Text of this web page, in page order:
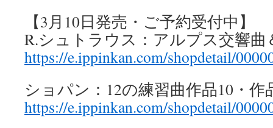
【3月10日発売・ご予約受付中】
R.シュトラウス：アルプス交響曲
https://e.ippinkan.com/shopdetail/
ショパン：12の練習曲作品10・作
https://e.ippinkan.com/shopdetail/